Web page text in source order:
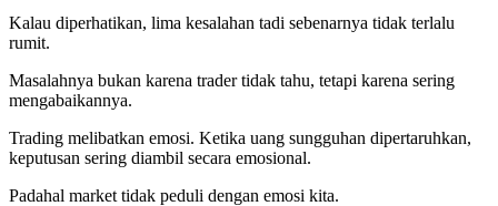
Kalau diperhatikan, lima kesalahan tadi sebenarnya tidak terlalu
rumit.
Masalahnya bukan karena trader tidak tahu, tetapi karena sering
mengabaikannya.
Trading melibatkan emosi. Ketika uang sungguhan dipertaruhkan,
keputusan sering diambil secara emosional.
Padahal market tidak peduli dengan emosi kita.